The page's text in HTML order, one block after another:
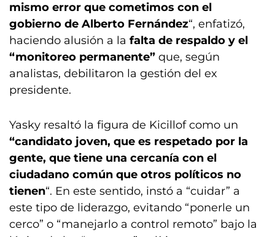
mismo error que cometimos con el
gobierno de Alberto Fernández“, enfatizó,
haciendo alusión a la falta de respaldo y el
“monitoreo permanente” que, según
analistas, debilitaron la gestión del ex
presidente.
Yasky resaltó la figura de Kicillof como un
“candidato joven, que es respetado por la
gente, que tiene una cercanía con el
ciudadano común que otros políticos no
tienen“. En este sentido, instó a “cuidar” a
este tipo de liderazgo, evitando “ponerle un
cerco” o “manejarlo a control remoto” bajo la